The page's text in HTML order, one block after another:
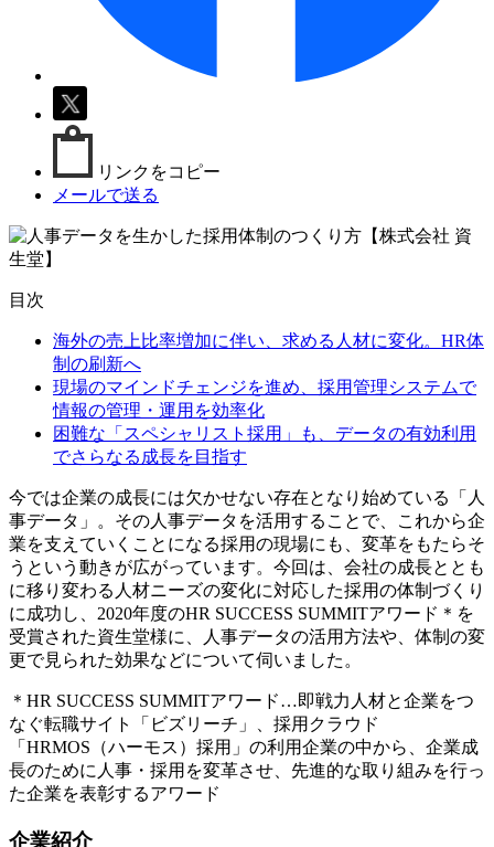
リンクをコピー
メールで送る
目次
海外の売上比率増加に伴い、求める人材に変化。HR体
制の刷新へ
現場のマインドチェンジを進め、採用管理システムで
情報の管理・運用を効率化
困難な「スペシャリスト採用」も、データの有効利用
でさらなる成長を目指す
今では企業の成長には欠かせない存在となり始めている「人
事データ」。その人事データを活用することで、これから企
業を支えていくことになる採用の現場にも、変革をもたらそ
うという動きが広がっています。今回は、会社の成長ととも
に移り変わる人材ニーズの変化に対応した採用の体制づくり
に成功し、2020年度のHR SUCCESS SUMMITアワード＊を
受賞された資生堂様に、人事データの活用方法や、体制の変
更で見られた効果などについて伺いました。
＊HR SUCCESS SUMMITアワード…即戦力人材と企業をつ
なぐ転職サイト「ビズリーチ」、採用クラウド
「HRMOS（ハーモス）採用」の利用企業の中から、企業成
長のために人事・採用を変革させ、先進的な取り組みを行っ
た企業を表彰するアワード
企業紹介